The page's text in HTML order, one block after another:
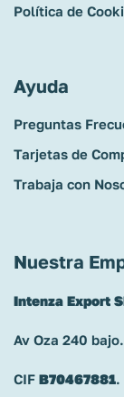
Política de
Ayuda
Preguntas
Tarjetas de
Trabaja con
Nuestra
Intenza Export
Av Oza 240
CIF B70467881.